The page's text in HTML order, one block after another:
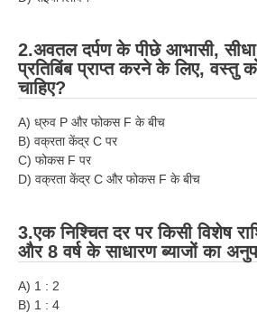
ALP Exam Papers PDF
RRB ALP PSYCHO PDF
RRB NTPC Papers PDF
RRB Group-D Sample Papers
RRB GK Test Papers PDF
RRB EXAM : ENGLISH
2.अवतल दर्पण के पीछे आभासी,
प्रतिबिंब प्राप्त करने के लिए, वस्तु
चाहिए?
A) ध्रुव P और फोकस F के बीच
B) वक्रता केंद्र C पर
C) फोकस F पर
D) वक्रता केंद्र C और फोकस F के बीच
3.एक निश्चित दर पर किसी विशेष
और 8 वर्ष के साधारण ब्याजों का
A) 1 : 2
B) 1 : 4